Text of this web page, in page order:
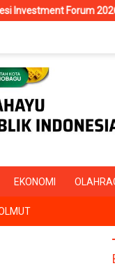
RSUD
EKONOMI